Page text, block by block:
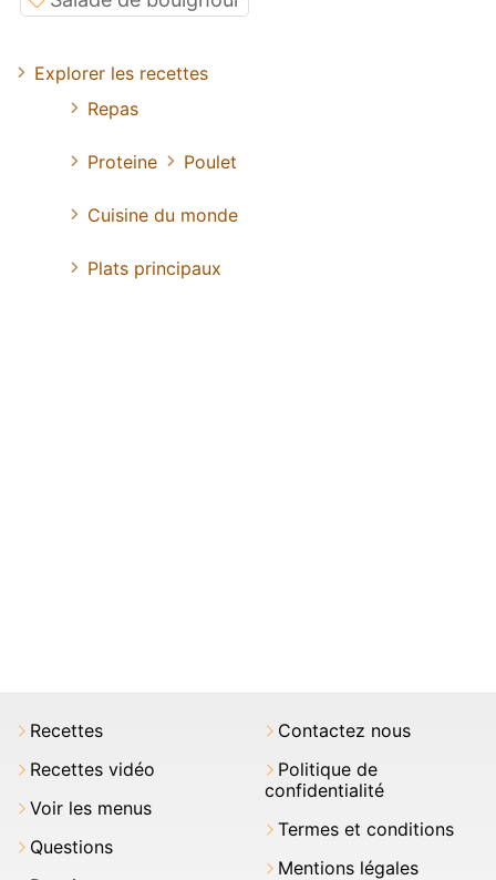
Explorer les recettes
Repas
Proteine Poulet
Cuisine du monde
Plats principaux
Recettes
Recettes vidéo
Voir les menus
Questions
Contactez nous
Politique de
confidentialité
Termes et conditions
Mentions légales